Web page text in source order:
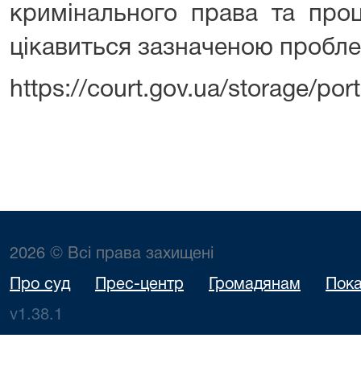
кримінального права та
цікавиться зазначеною
https://court.gov.ua/storage/
2026 © Всі права захищені
Про суд Прес-центр Громадянам
v1.38.1